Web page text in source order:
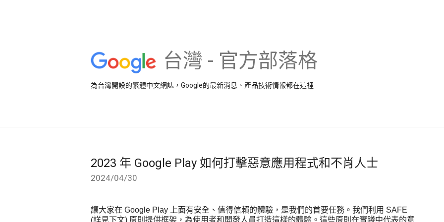
台灣 - 官方部落格
為台灣開設的繁體中文網誌，Google的最新消息、產品技術情報都在這裡
2023 年 Google Play 如何打擊惡意應用程式和不肖人士
2024/04/30
讓大家在 Google Play 上面有安全、值得信賴的體驗，是我們的首要任務。我們利用 SAFE
(詳見下文) 原則提供框架，為使用者和開發人員打造這樣的體驗。這些原則在實踐中代表的意